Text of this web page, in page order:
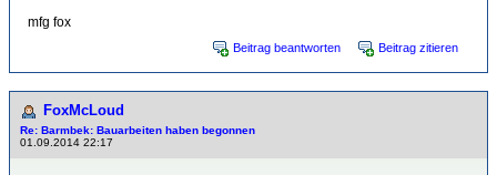
mfg fox
Beitrag beantworten Beitrag zitieren
FoxMcLoud
Re: Barmbek: Bauarbeiten haben begonnen
01.09.2014 22:17